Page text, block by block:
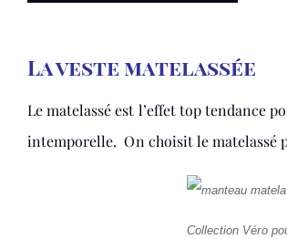
La veste matelassée
Le matelassé est l’effet top tendance
intemporelle. On choisit le matelassé
Collection Véro